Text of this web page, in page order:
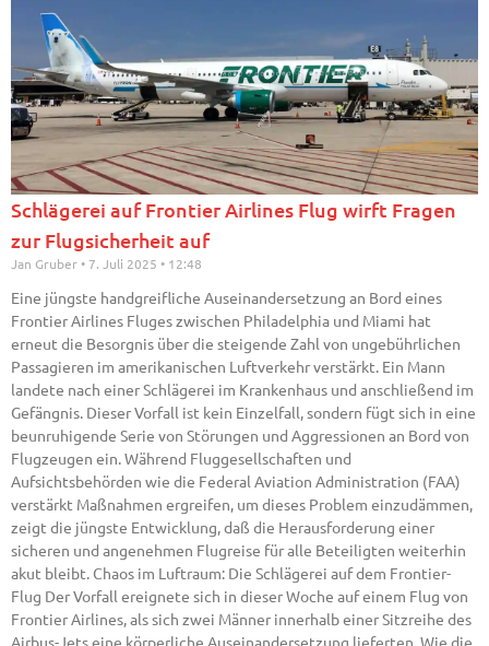
Schlägerei auf Frontier Airlines Flug wirft Fragen
zur Flugsicherheit auf
Jan Gruber 7. Juli 2025 12:48
Eine jüngste handgreifliche Auseinandersetzung an Bord eines
Frontier Airlines Fluges zwischen Philadelphia und Miami hat
erneut die Besorgnis über die steigende Zahl von ungebührlichen
Passagieren im amerikanischen Luftverkehr verstärkt. Ein Mann
landete nach einer Schlägerei im Krankenhaus und anschließend im
Gefängnis. Dieser Vorfall ist kein Einzelfall, sondern fügt sich in eine
beunruhigende Serie von Störungen und Aggressionen an Bord von
Flugzeugen ein. Während Fluggesellschaften und
Aufsichtsbehörden wie die Federal Aviation Administration (FAA)
verstärkt Maßnahmen ergreifen, um dieses Problem einzudämmen,
zeigt die jüngste Entwicklung, daß die Herausforderung einer
sicheren und angenehmen Flugreise für alle Beteiligten weiterhin
akut bleibt. Chaos im Luftraum: Die Schlägerei auf dem Frontier-
Flug Der Vorfall ereignete sich in dieser Woche auf einem Flug von
Frontier Airlines, als sich zwei Männer innerhalb einer Sitzreihe des